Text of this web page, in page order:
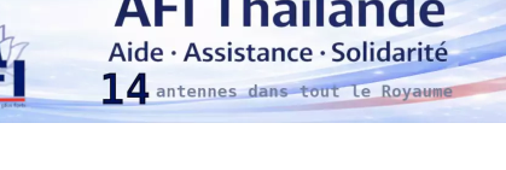
Thaïlande